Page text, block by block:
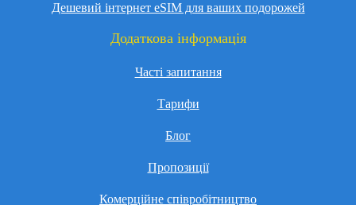
Дешевий інтернет eSIM для ваших подорожей
Додаткова інформація
Часті запитання
Тарифи
Блог
Пропозиції
Комерційне співробітництво